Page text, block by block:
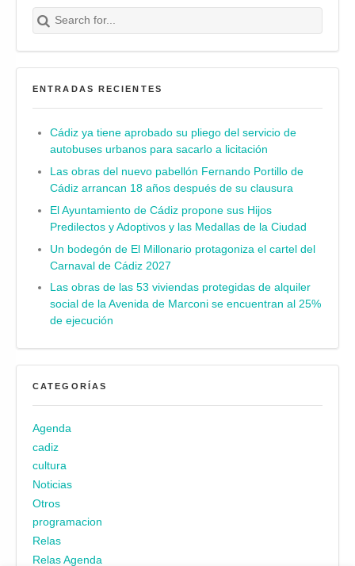
Search for:
Buscar
ENTRADAS RECIENTES
Cádiz ya tiene aprobado su pliego del servicio de
autobuses urbanos para sacarlo a licitación
Las obras del nuevo pabellón Fernando Portillo de
Cádiz arrancan 18 años después de su clausura
El Ayuntamiento de Cádiz propone sus Hijos
Predilectos y Adoptivos y las Medallas de la Ciudad
Un bodegón de El Millonario protagoniza el cartel del
Carnaval de Cádiz 2027
Las obras de las 53 viviendas protegidas de alquiler
social de la Avenida de Marconi se encuentran al 25%
de ejecución
CATEGORÍAS
Agenda
cadiz
cultura
Noticias
Otros
programacion
Relas
Relas Agenda